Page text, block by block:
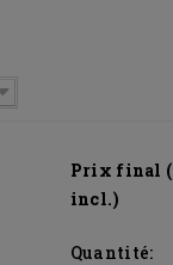
Prix final
incl.)
Quantité: